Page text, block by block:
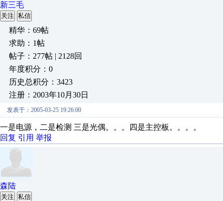
新三毛
关注 私信
精华：69帖
求助：1帖
帖子：277帖 | 2128回
年度积分：0
历史总积分：3423
注册：2003年10月30日
发表于：2005-03-25 19:26:00
一是电源，二是检测 三是光偶。。。四是主控板。。。。
回复 引用 举报
森陆
关注 私信